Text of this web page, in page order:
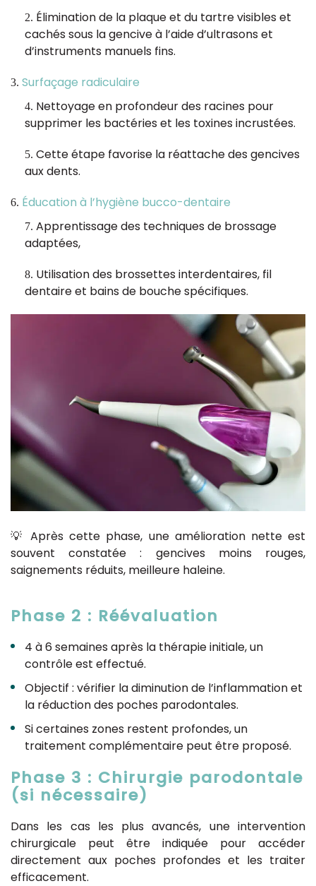
Élimination de la plaque et du tartre visibles et
cachés sous la gencive à l’aide d’ultrasons et
d’instruments manuels fins.
Surfaçage radiculaire
Nettoyage en profondeur des racines pour
supprimer les bactéries et les toxines incrustées.
Cette étape favorise la réattache des gencives
aux dents.
Éducation à l’hygiène bucco-dentaire
Apprentissage des techniques de brossage
adaptées,
Utilisation des brossettes interdentaires, fil
dentaire et bains de bouche spécifiques.
💡 Après cette phase, une amélioration nette est
souvent constatée : gencives moins rouges,
saignements réduits, meilleure haleine.
Phase 2 : Réévaluation
4 à 6 semaines après la thérapie initiale, un
contrôle est effectué.
Objectif : vérifier la diminution de l’inflammation et
la réduction des poches parodontales.
Si certaines zones restent profondes, un
traitement complémentaire peut être proposé.
Phase 3 : Chirurgie parodontale
(si nécessaire)
Dans les cas les plus avancés, une intervention
chirurgicale peut être indiquée pour accéder
directement aux poches profondes et les traiter
efficacement.